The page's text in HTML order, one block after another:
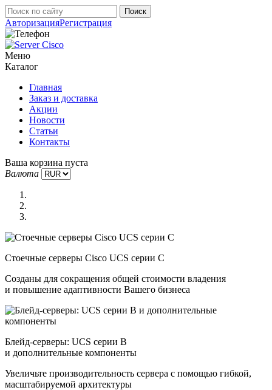
АвторизацияРегистрация
Меню
Каталог
Главная
Заказ и доставка
Акции
Новости
Статьи
Контакты
Ваша корзина пуста
Валюта
Стоечные серверы Cisco UCS серии C
Созданы для сокращения общей стоимости владения
и повышение адаптивности Вашего бизнеса
Блейд-серверы: UCS серии B
и дополнительные компоненты
Увеличьте производительность сервера с помощью гибкой,
масштабируемой архитектуры